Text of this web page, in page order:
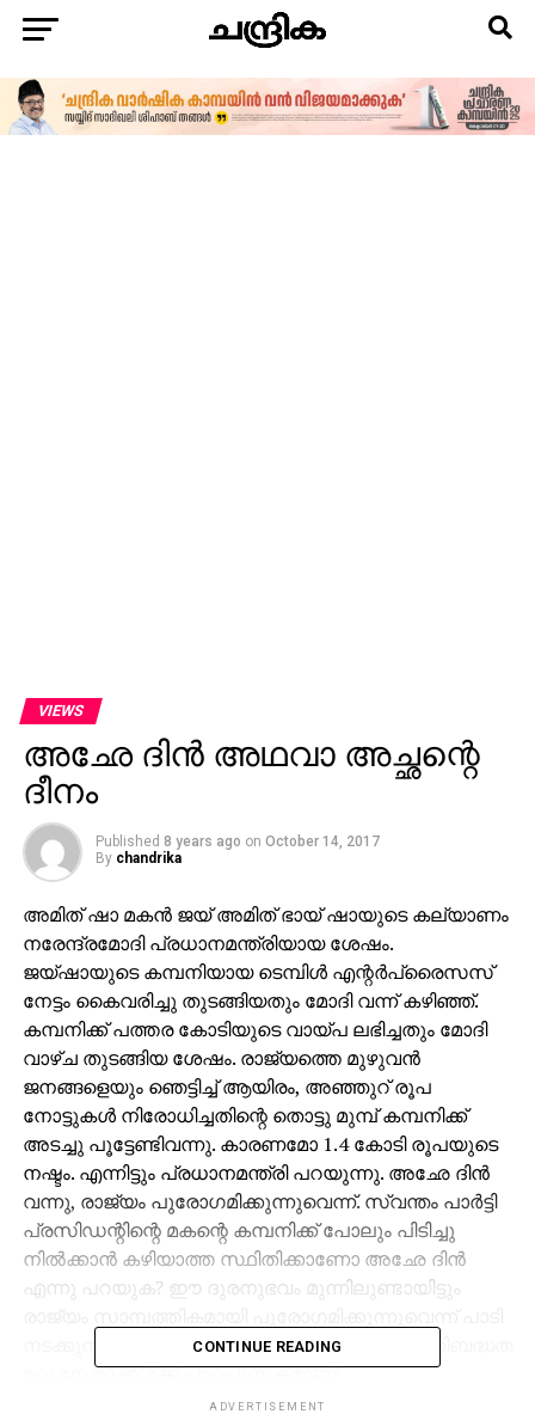
VIEWS
അഛേ ദിന്‍ അഥവാ അച്ഛന്റെ
ദീനം
Published 8 years ago on October 14, 2017
By chandrika
അമിത് ഷാ മകന്‍ ജയ് അമിത് ഭായ് ഷായുടെ കല്യാണം
നരേന്ദ്രമോദി പ്രധാനമന്ത്രിയായ ശേഷം.
ജയ്ഷായുടെ കമ്പനിയായ ടെമ്പിള്‍ എന്റര്‍പ്രൈസസ്
നേട്ടം കൈവരിച്ചു തുടങ്ങിയതും മോദി വന്ന് കഴിഞ്ഞ്.
കമ്പനിക്ക് പത്തര കോടിയുടെ വായ്പ ലഭിച്ചതും മോദി
വാഴ്ച തുടങ്ങിയ ശേഷം. രാജ്യത്തെ മുഴുവന്‍
ജനങ്ങളെയും ഞെട്ടിച്ച് ആയിരം, അഞ്ഞുറ് രൂപ
നോട്ടുകള്‍ നിരോധിച്ചതിന്റെ തൊട്ടു മുമ്പ് കമ്പനിക്ക്
അടച്ചു പൂട്ടേണ്ടിവന്നു. കാരണമോ 1.4 കോടി രൂപയുടെ
നഷ്ടം. എന്നിട്ടും പ്രധാനമന്ത്രി പറയുന്നു. അഛേ ദിന്‍
വന്നു, രാജ്യം പുരോഗമിക്കുന്നുവെന്ന്. സ്വന്തം പാര്‍ട്ടി
പ്രസിഡന്റിന്റെ മകന്റെ കമ്പനിക്ക് പോലും പിടിച്ചു
നില്‍ക്കാന്‍ കഴിയാത്ത സ്ഥിതിക്കാണോ അഛേ ദിന്‍
എന്നു പറയുക? ഈ ദുരനുഭവം മുന്നിലുണ്ടായിട്ടും
നടക്കുന്ന അമിത്ഷായുടെ പാര്‍ട്ടിയോടുള്ള പ്രതിബദ്ധത
മറ്റു നേതാക്കള്‍ക്ക് പാഠപുസ്തകമാണ്.
CONTINUE READING
ADVERTISEMENT